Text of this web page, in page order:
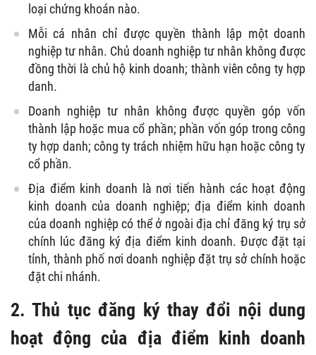
loại chứng khoán nào.
Mỗi cá nhân chỉ được quyền thành lập một doanh
nghiệp tư nhân. Chủ doanh nghiệp tư nhân không được
đồng thời là chủ hộ kinh doanh; thành viên công ty hợp
danh.
Doanh nghiệp tư nhân không được quyền góp vốn
thành lập hoặc mua cổ phần; phần vốn góp trong công
ty hợp danh; công ty trách nhiệm hữu hạn hoặc công ty
cổ phần.
Địa điểm kinh doanh là nơi tiến hành các hoạt động
kinh doanh của doanh nghiệp; địa điểm kinh doanh
của doanh nghiệp có thể ở ngoài địa chỉ đăng ký trụ sở
chính lúc đăng ký địa điểm kinh doanh. Được đặt tại
tỉnh, thành phố nơi doanh nghiệp đặt trụ sở chính hoặc
đặt chi nhánh.
2. Thủ tục đăng ký thay đổi nội dung
hoạt động của địa điểm kinh doanh